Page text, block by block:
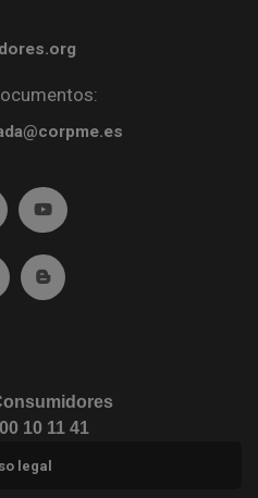
(abre en ventana nueva)
Ir a twitter (abre en ventana nueva)
Ir a YouTube (abre en
(abre en ventana nueva)
a Linkedin (abre en ventana nueva)
Ir al Blog (abre en ventana
(abre en ventana nueva)
10 11 41
legal